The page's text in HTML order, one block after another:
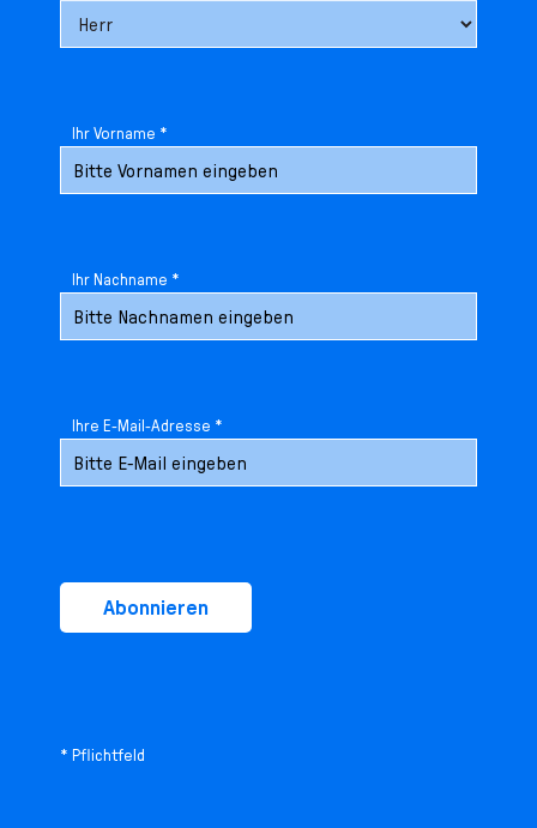
Ihr Vorname *
Ihr Nachname *
Ihre E-Mail-Adresse *
Abonnieren
* Pflichtfeld